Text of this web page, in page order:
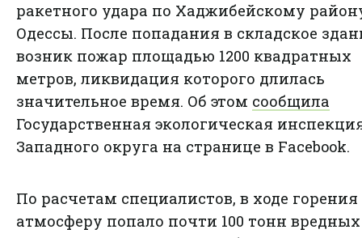
ракетного удара по Хаджибейскому
Одессы. После попадания в складское
возник пожар площадью 1200 квадратных
метров, ликвидация которого длилась
значительное время. Об этом сообщила
Государственная экологическая
Западного округа на странице в Facebook.
По расчетам специалистов, в ходе горения
атмосферу попало почти 100 тонн вредных